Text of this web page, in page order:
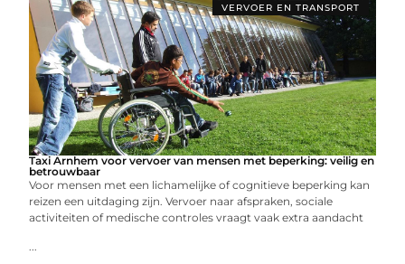
VERVOER EN TRANSPORT
Taxi Arnhem voor vervoer van mensen met beperking: veilig en
betrouwbaar
Voor mensen met een lichamelijke of cognitieve beperking kan
reizen een uitdaging zijn. Vervoer naar afspraken, sociale
activiteiten of medische controles vraagt vaak extra aandacht
...